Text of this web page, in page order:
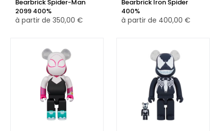
Bearbrick Spider-Man
2099 400%
à partir de 350,00 €
Bearbrick Iron Spider
400%
à partir de 400,00 €